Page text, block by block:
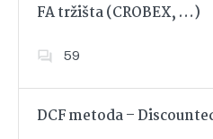
FA tržišta (CROBEX, …)
59
DCF metoda –